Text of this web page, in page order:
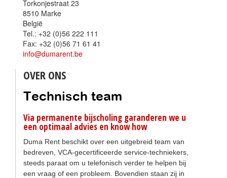
Torkonjestraat 23
8510 Marke
België
Tel.: +32 (0)56 222 111
Fax: +32 (0)56 71 61 41
info@dumarent.be
OVER ONS
Technisch team
Via permanente bijscholing garanderen we u
een optimaal advies en know how
Duma Rent beschikt over een uitgebreid team van
bedreven, VCA-gecertificeerde service-techniekers,
steeds paraat om u telefonisch verder te helpen bij
een vraag of een probleem. Bovendien staan zij in